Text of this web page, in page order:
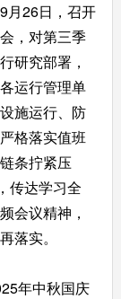
月26日，召开
，对第三季
研究部署，
运行管理单
施运行、防
格落实值班
条拧紧压
传达学习全
会议精神，
落实。
年中秋国庆